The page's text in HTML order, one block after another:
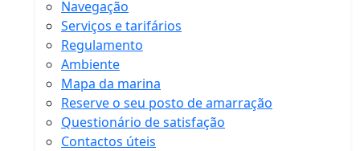
Navegação
Serviços e tarifários
Regulamento
Ambiente
Mapa da marina
Reserve o seu posto de amarração
Questionário de satisfação
Contactos úteis